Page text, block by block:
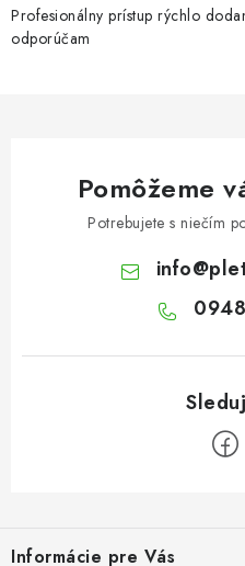
r
v
Profesionálny prístup rýchlo
odporúčam
Pomôžeme
Potrebujete s niečím
info@
Informácie pre Vás